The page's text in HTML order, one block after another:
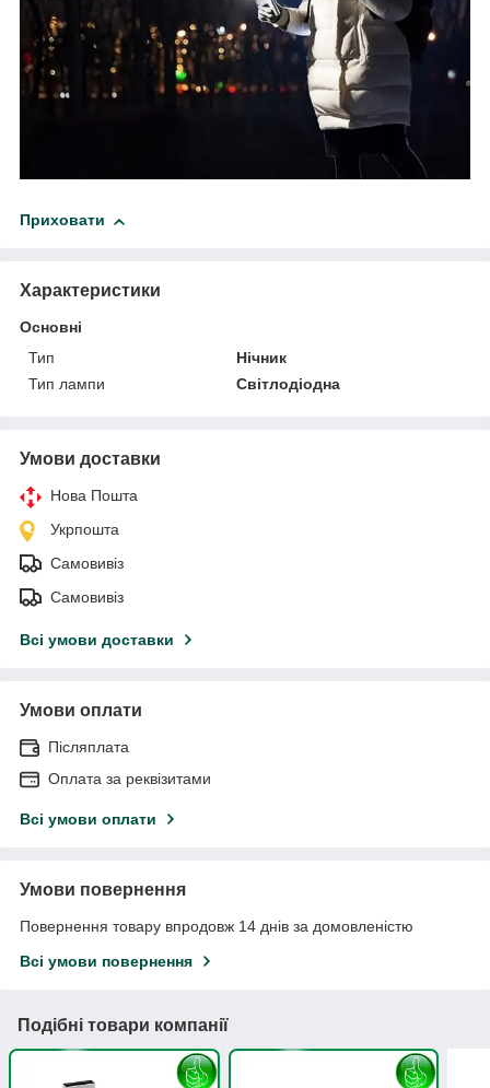
Приховати
Характеристики
Основні
Тип
Нічник
Тип лампи
Світлодіодна
Умови доставки
Нова Пошта
Укрпошта
Самовивіз
Самовивіз
Всі умови доставки
Умови оплати
Післяплата
Оплата за реквізитами
Всі умови оплати
Умови повернення
Повернення товару впродовж 14 днів за домовленістю
Всі умови повернення
Подібні товари компанії